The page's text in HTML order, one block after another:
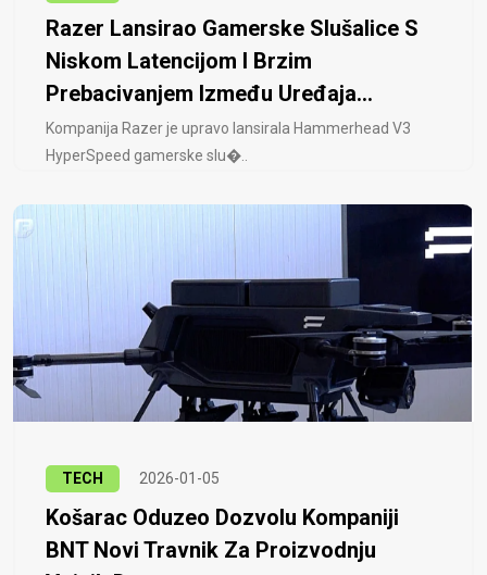
Razer Lansirao Gamerske Slušalice S
Niskom Latencijom I Brzim
Prebacivanjem Između Uređaja...
Kompanija Razer je upravo lansirala Hammerhead V3
HyperSpeed ​​gamerske slu�..
TECH 2026-01-05
Košarac Oduzeo Dozvolu Kompaniji
BNT Novi Travnik Za Proizvodnju